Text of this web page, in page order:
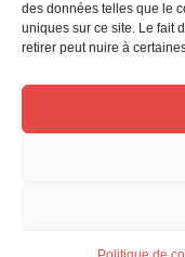
des données telles que le
uniques sur ce site. Le fait
retirer peut nuire à
BP 40419
77309 Fontainebleau
Fax: 01 60 39 69 00
Nous contacter par email